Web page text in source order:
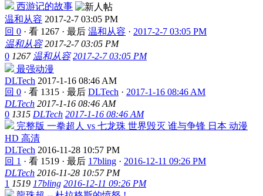
西游记的故事
温和从容 2017-2-7 03:05 PM
回 0 · 看 1267 · 最后 温和从容 · 2017-2-7 03:05 PM
温和从容 2017-2-7 03:05 PM
0 1267 温和从容 2017-2-7 03:05 PM
最强动漫
DLTech 2017-1-16 08:46 AM
回 0 · 看 1315 · 最后 DLTech · 2017-1-16 08:46 AM
DLTech 2017-1-16 08:46 AM
0 1315 DLTech 2017-1-16 08:46 AM
完整版 一拳超人 vs 七龙珠 世界毁灭 谁与争锋 日本 动漫
HD 高清
DLTech 2016-11-28 10:57 PM
回 1 · 看 1519 · 最后 17bling · 2016-12-11 09:26 PM
DLTech 2016-11-28 10:57 PM
1 1519 17bling 2016-12-11 09:26 PM